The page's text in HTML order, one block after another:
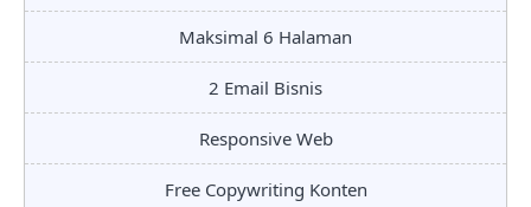
Maksimal 6 Halaman
2 Email Bisnis
Responsive Web
Free Copywriting Konten